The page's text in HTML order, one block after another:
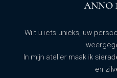
Wilt u iets unieks, uw
In mijn atelier maak ik
en